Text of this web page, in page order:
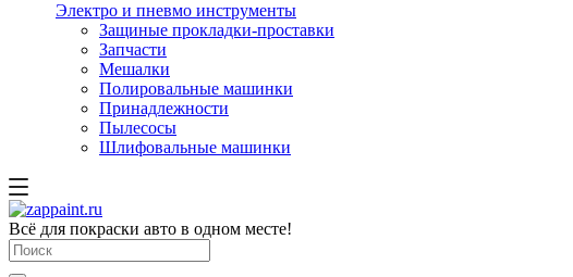
Электро и пневмо инструменты
Защиные прокладки-проставки
Запчасти
Мешалки
Полировальные машинки
Принадлежности
Пылесосы
Шлифовальные машинки
Всё для покраски авто в одном месте!